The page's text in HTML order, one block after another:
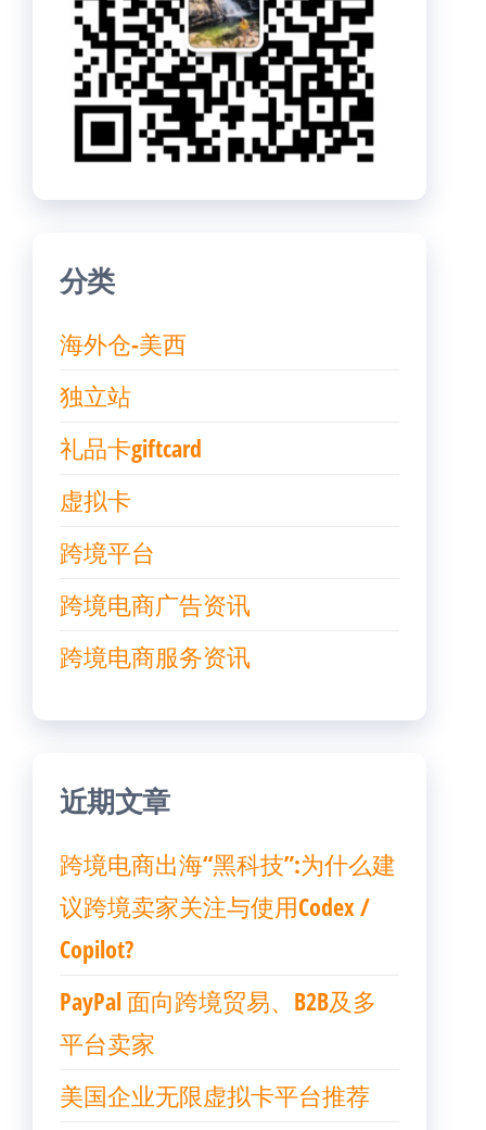
分类
海外仓-美西
独立站
礼品卡giftcard
虚拟卡
跨境平台
跨境电商广告资讯
跨境电商服务资讯
近期文章
跨境电商出海“黑科技”:为什么建
议跨境卖家关注与使用Codex /
Copilot?
PayPal 面向跨境贸易、B2B及多
平台卖家
美国企业无限虚拟卡平台推荐